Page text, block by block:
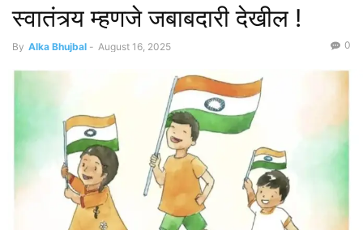
स्वातंत्र्य म्हणजे जबाबदारी देखील !
By Alka Bhujbal - August 16, 2025 0